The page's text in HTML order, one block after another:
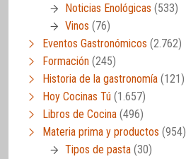
Noticias Enológicas (533)
Vinos (76)
Eventos Gastronómicos (2.762)
Formación (245)
Historia de la gastronomía (121)
Hoy Cocinas Tú (1.657)
Libros de Cocina (496)
Materia prima y productos (954)
Tipos de pasta (30)